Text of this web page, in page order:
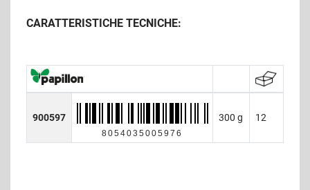
CARATTERISTICHE TECNICHE:
900597
8054035005976
300 g 12